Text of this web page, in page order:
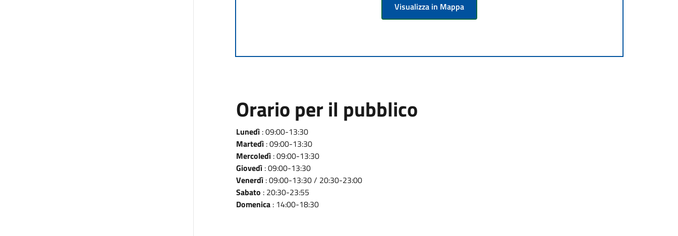
Visualizza in Mappa
Orario per il pubblico
Lunedì: 09:00-13:30
Martedì: 09:00-13:30
Mercoledì: 09:00-13:30
Giovedì: 09:00-13:30
Venerdì: 09:00-13:30 / 20:30-23:00
Sabato : 20:30-23:55
Domenica: 14:00-18:30